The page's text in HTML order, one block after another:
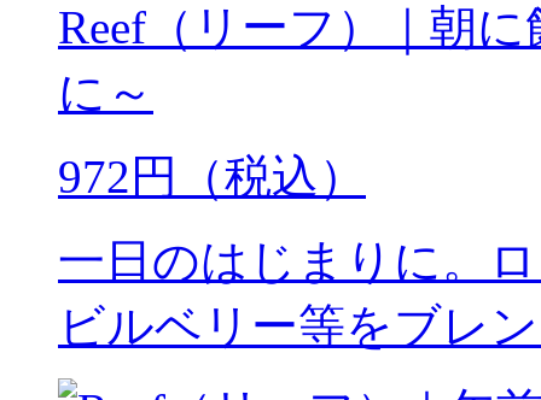
Reef（リーフ）｜朝
に～
972円（税込）
一日のはじまりに。
ビルベリー等をブレ